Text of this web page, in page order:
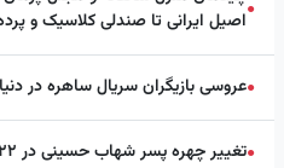
●اصیل ایرانی تا صندلی کلاسیک و
●عروسی بازیگران سریال ساهره در
●تغییر چهره پسر شهاب حسینی در ۲۲ سالگی